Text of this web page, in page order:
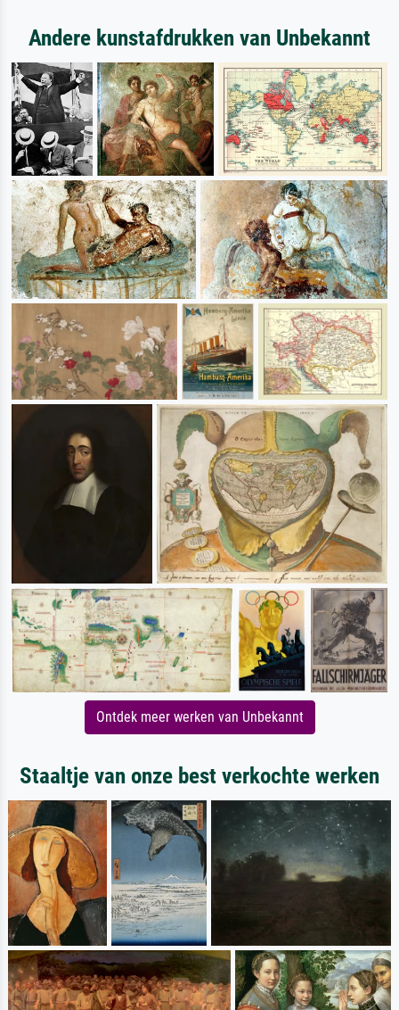
Andere kunstafdrukken van Unbekannt
Ontdek meer werken van Unbekannt
Staaltje van onze best verkochte werken